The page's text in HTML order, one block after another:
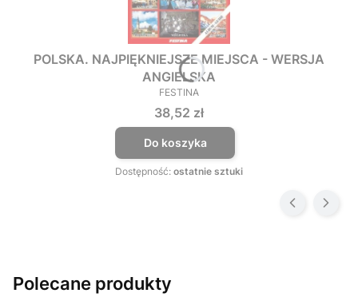
POLSKA. NAJPIĘKNIEJSZE MIEJSCA - WERSJA
ANGIELSKA
PRODUCENT
FESTINA
Cena
38,52 zł
Do koszyka
Dostępność: ostatnie sztuki
Polecane produkty